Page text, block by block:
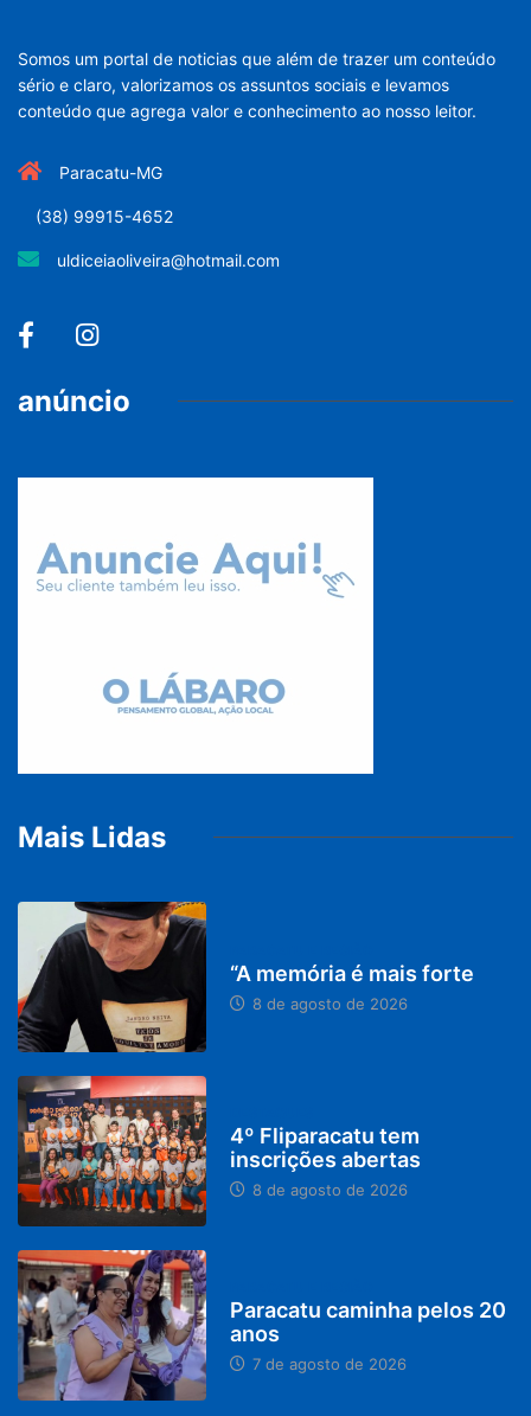
Somos um portal de noticias que além de trazer um conteúdo
sério e claro, valorizamos os assuntos sociais e levamos
conteúdo que agrega valor e conhecimento ao nosso leitor.
Paracatu-MG
(38) 99915-4652
uldiceiaoliveira@hotmail.com
anúncio
Mais Lidas
“A memória é mais forte
8 de agosto de 2026
4º Fliparacatu tem
inscrições abertas
8 de agosto de 2026
Paracatu caminha pelos 20
anos
7 de agosto de 2026